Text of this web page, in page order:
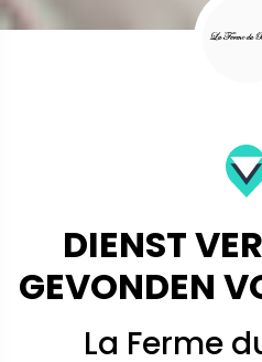
DIENST
GEVONDEN
La Ferme